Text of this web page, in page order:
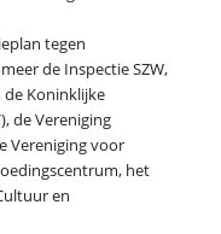
tegen
de Inspectie SZW,
Koninklijke
de Vereniging
Vereniging voor
het
en